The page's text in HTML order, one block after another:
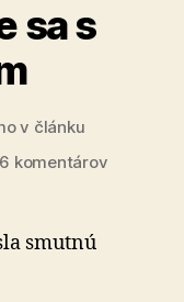
sa s
v článku
6 komentárovna
smutnú